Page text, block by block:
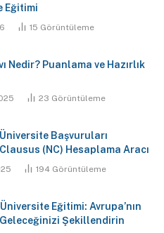
Eğitimi
15 Görüntüleme
Nedir? Puanlama ve Hazırlık
23 Görüntüleme
Başvuruları
(NC) Hesaplama Aracı
194 Görüntüleme
Eğitimi: Avrupa’nın
Şekillendirin